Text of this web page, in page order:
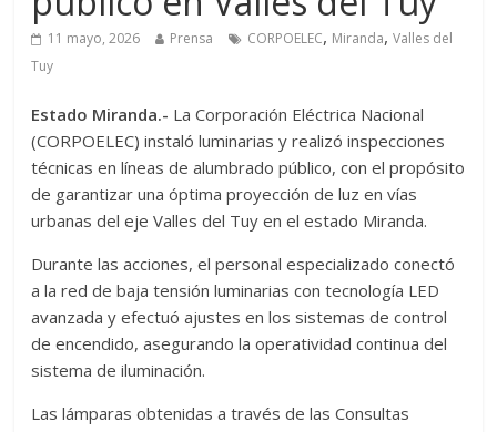
11 mayo, 2026 Prensa CORPOELEC, Miranda,Valles del
Tuy
Estado Miranda.- La Corporación Eléctrica Nacional
(CORPOELEC) instaló luminarias y realizó inspecciones
técnicas en líneas de alumbrado público, con el propósito
de garantizar una óptima proyección de luz en vías
urbanas del eje Valles del Tuy en el estado Miranda.
Durante las acciones, el personal especializado conectó
a la red de baja tensión luminarias con tecnología LED
avanzada y efectuó ajustes en los sistemas de control
de encendido, asegurando la operatividad continua del
sistema de iluminación.
Las lámparas obtenidas a través de las Consultas